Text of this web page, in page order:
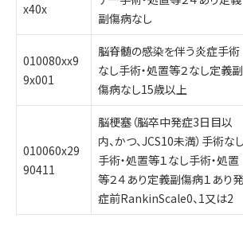
x40x
副傷病なし
010080xx9
9x001
脳脊髄の感染を伴う炎症手術
なし手術・処置等２なし定義副
傷病なし15歳以上
010060x29
90411
脳梗塞（脳卒中発症3日目以
内、かつ、JCS10未満）手術なし
手術・処置等１なし手術・処置
等２４あり定義副傷病１あり発
症前RankinScale0、1又は2